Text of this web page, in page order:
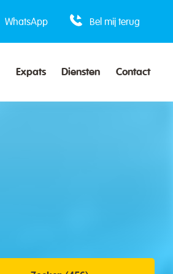
WhatsApp Bel mij terug
Expats Diensten Contact